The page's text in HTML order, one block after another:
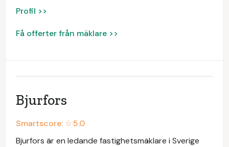
Profil >>
Få offerter från mäklare >>
Bjurfors
Smartscore: ☆5.0
Bjurfors är en ledande fastighetsmäklare i Sverige